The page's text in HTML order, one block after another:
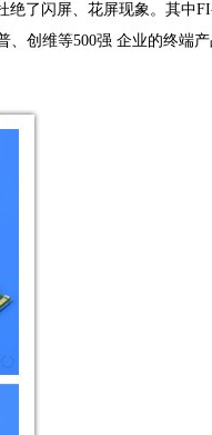
绝了闪屏、花屏现象。其中
、创维等500强 企业的终端